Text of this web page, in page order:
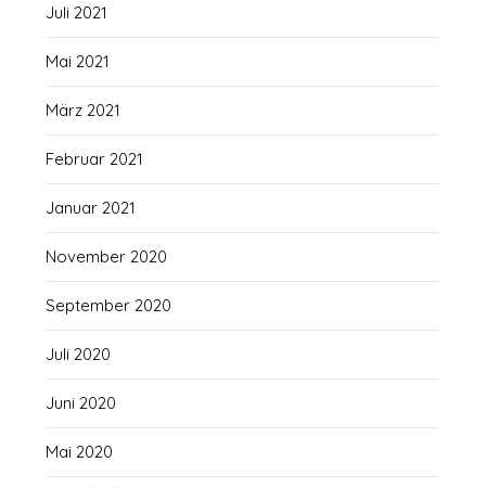
Juli 2021
Mai 2021
März 2021
Februar 2021
Januar 2021
November 2020
September 2020
Juli 2020
Juni 2020
Mai 2020